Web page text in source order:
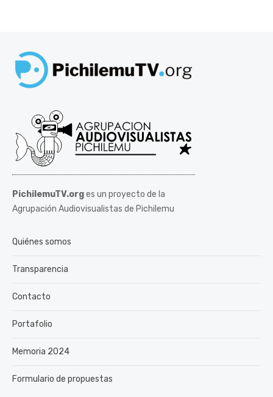
PichilemuTV.orges un proyecto de la
Agrupación Audiovisualistas de Pichilemu
Quiénes somos
Transparencia
Contacto
Portafolio
Memoria 2024
Formulario de propuestas